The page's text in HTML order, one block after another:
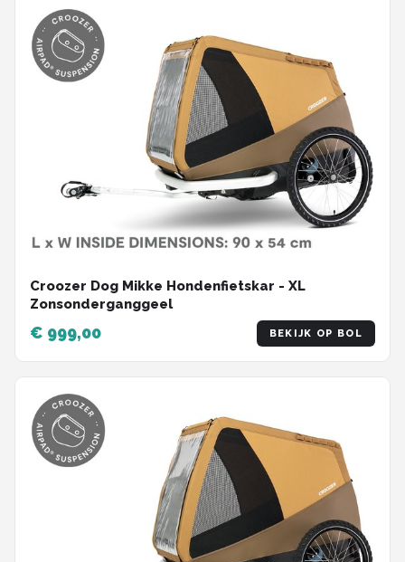
Croozer Dog Mikke Hondenfietskar - XL
Zonsonderganggeel
€ 999,00 BEKIJK OP BOL